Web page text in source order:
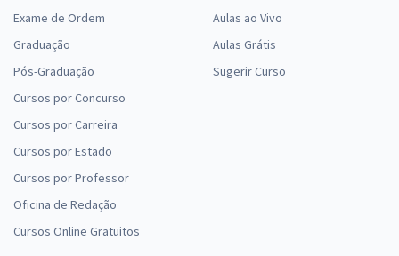
Exame de Ordem
Graduação
Pós-Graduação
Cursos por Concurso
Cursos por Carreira
Cursos por Estado
Cursos por Professor
Oficina de Redação
Cursos Online Gratuitos
Aulas ao Vivo
Aulas Grátis
Sugerir Curso